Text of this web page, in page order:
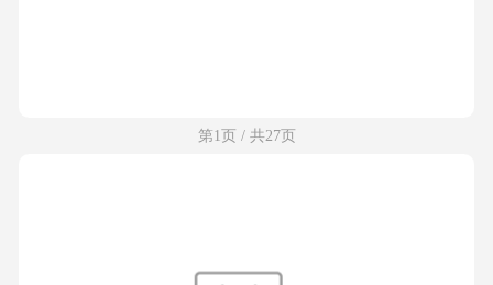
第1页 / 共27页